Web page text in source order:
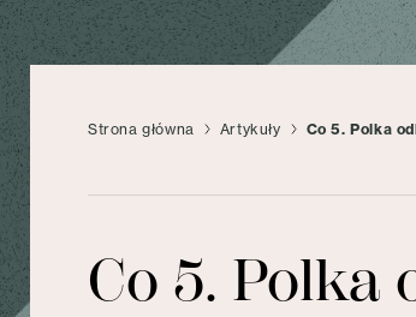
Strona główna Artykuły Co 5. Polka
Co 5. Polka